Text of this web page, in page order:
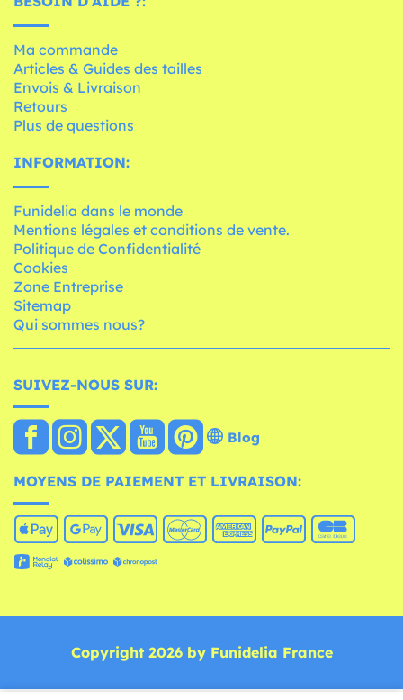
Ma commande
Articles & Guides des tailles
Envois & Livraison
Retours
Plus de questions
INFORMATION:
Funidelia dans le monde
Mentions légales et conditions de vente.
Politique de Confidentialité
Cookies
Zone Entreprise
Sitemap
Qui sommes nous?
SUIVEZ-NOUS SUR:
Blog
MOYENS DE PAIEMENT ET LIVRAISON:
Copyright 2026 by Funidelia France